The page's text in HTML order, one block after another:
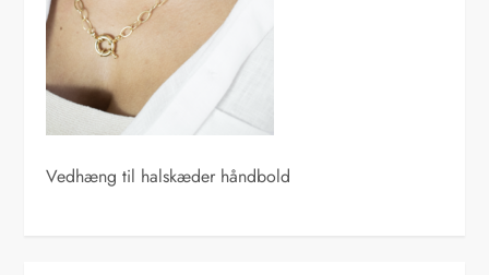
Vedhæng til halskæder håndbold